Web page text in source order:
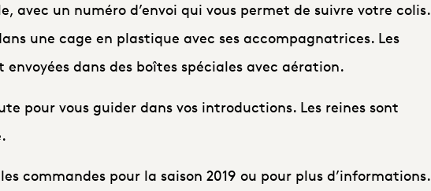
avec un numéro d’envoi qui vous permet de suivre votre colis.
une cage en plastique avec ses accompagnatrices. Les
dans des boîtes spéciales avec aération.
pour vous guider dans vos introductions. Les reines sont
commandes pour la saison 2019 ou pour plus d’informations.